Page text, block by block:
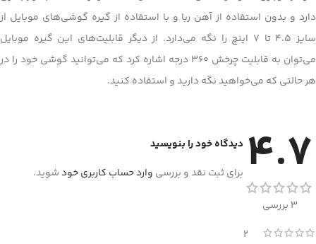
دارد و بدون استفاده از آهن ربا و با استفاده از گیره گوشی‌های موبایل از
سایز 4.5 تا 7 اینچ را نگه می‌دارد. از دیگر قابلیت‌های این گیره موبایل
می‌توان به قابلیت چرخش 360 درجه اشاره کرد که می‌توانید گوشی خود را در
هر حالتی که می‌خواهید نگه دارید و استفاده کنید.
4.7
3 بررسی
2
دیدگاه خود را بنویسید
برای ثبت نقد و بررسی وارد حساب کاربری خودشوید.